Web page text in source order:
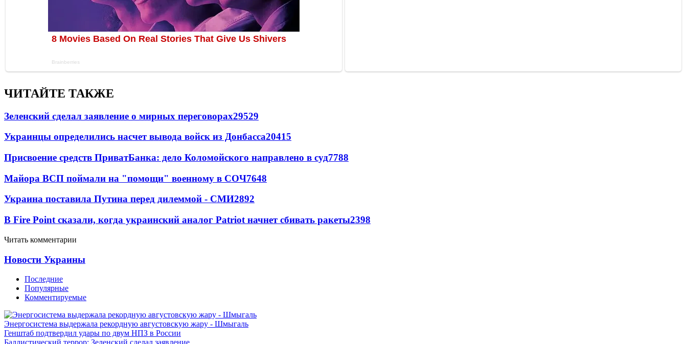
ЧИТАЙТЕ ТАКЖЕ
Зеленский сделал заявление о мирных переговорах29529
Украинцы определились насчет вывода войск из Донбасса20415
Присвоение средств ПриватБанка: дело Коломойского направлено в суд7788
Майора ВСП поймали на "помощи" военному в СОЧ7648
Украина поставила Путина перед дилеммой - СМИ2892
В Fire Point сказали, когда украинский аналог Patriot начнет сбивать ракеты2398
Читать комментарии
Новости Украины
Последние
Популярные
Комментируемые
Энергосистема выдержала рекордную августовскую жару - Шмыгаль
Генштаб подтвердил удары по двум НПЗ в России